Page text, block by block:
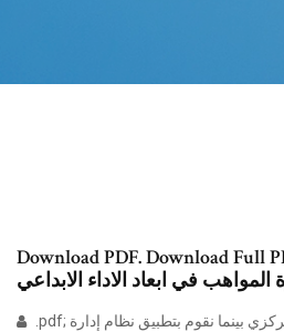
Download PDF. Download Full
المواهب في ابعاد الاداء الابداعي
.pdf; المعدات ندير مركز صيانة مركزي بينما نقوم بتطبيق نظام إدارة